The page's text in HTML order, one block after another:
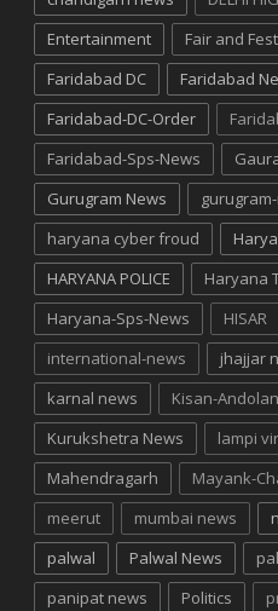
Entertainment
Fair and
Faridabad DC
Faridabad
Faridabad-DC-Order
Faridabad-Sps-News
Gurugram News
haryana cyber froud
HARYANA POLICE
Haryana
Haryana-Sps-News
HISAR
international-news
jhajjar
karnal news
Kisan-
Kurukshetra News
lampi
Mahendragarh
Mayank-
meerut
mumbai news
palwal
Palwal News
panipat news
Politics